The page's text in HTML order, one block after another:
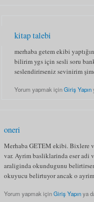
kitap talebi
merhaba getem ekibi
bilirim ygs için sesli soru
seslendirirseniz sevinirim
Yorum yapmak içinGiriş Yapın
oneri
Merhaba GETEM ekibi. Bixlere
var. Ayrim basliklarinda eser
araliginda okundugunu
okuyucu belirtuyor ancak o
Yorum yapmak içinGiriş Yapınya